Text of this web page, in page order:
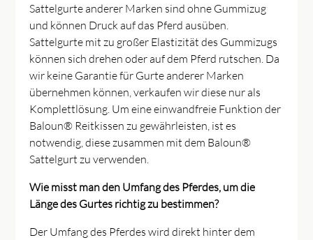
Sattelgurte anderer Marken sind ohne Gummizug
und können Druck auf das Pferd ausüben.
Sattelgurte mit zu großer Elastizität des Gummizugs
können sich drehen oder auf dem Pferd rutschen. Da
wir keine Garantie für Gurte anderer Marken
übernehmen können, verkaufen wir diese nur als
Komplettlösung. Um eine einwandfreie Funktion der
Baloun® Reitkissen zu gewährleisten, ist es
notwendig, diese zusammen mit dem Baloun®
Sattelgurt zu verwenden.
Wie misst man den Umfang des Pferdes, um die
Länge des Gurtes richtig zu bestimmen?
Der Umfang des Pferdes wird direkt hinter dem